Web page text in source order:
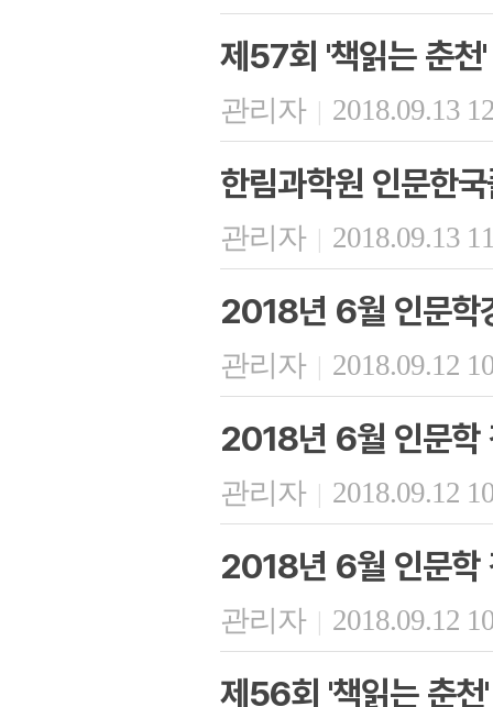
제57회 '책읽는 춘천'
관리자 | 2018.09.13
한림과학원 인문한
관리자 | 2018.09.13
2018년 6월 인문학
관리자 | 2018.09.12
2018년 6월 인문학
관리자 | 2018.09.12
2018년 6월 인문학
관리자 | 2018.09.12
제56회 '책읽는 춘천'